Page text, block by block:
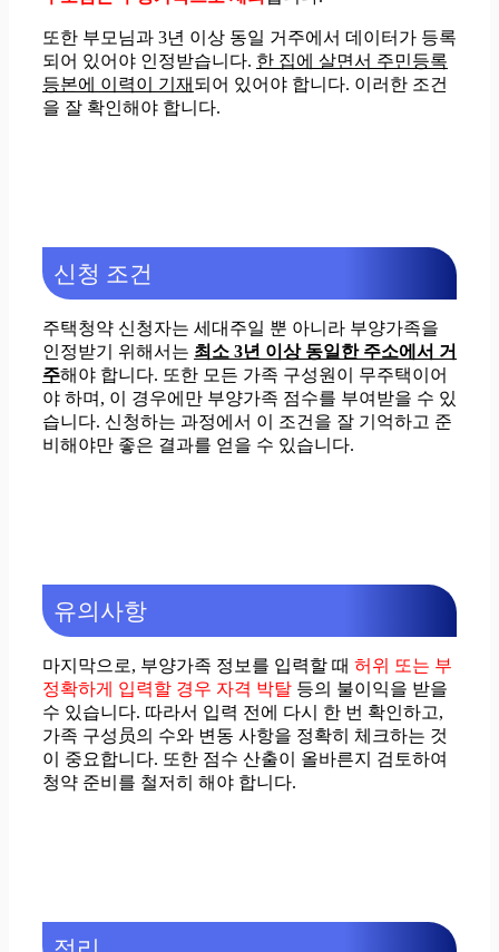
또한 부모님과 3년 이상 동일 거주에서 데이터가 등록
되어 있어야 인정받습니다. 한 집에 살면서 주민등록
등본에 이력이 기재 되어 있어야 합니다. 이러한 조건
을 잘 확인해야 합니다.
신청 조건
주택청약 신청자는 세대주일 뿐 아니라 부양가족을
인정받기 위해서는 최소 3년 이상 동일한 주소에서 거
주해야 합니다. 또한 모든 가족 구성원이 무주택이어
야 하며, 이 경우에만 부양가족 점수를 부여받을 수 있
습니다. 신청하는 과정에서 이 조건을 잘 기억하고 준
비해야만 좋은 결과를 얻을 수 있습니다.
유의사항
마지막으로, 부양가족 정보를 입력할 때 허위 또는 부
정확하게 입력할 경우 자격 박탈 등의 불이익을 받을
수 있습니다. 따라서 입력 전에 다시 한 번 확인하고,
가족 구성员의 수와 변동 사항을 정확히 체크하는 것
이 중요합니다. 또한 점수 산출이 올바른지 검토하여
청약 준비를 철저히 해야 합니다.